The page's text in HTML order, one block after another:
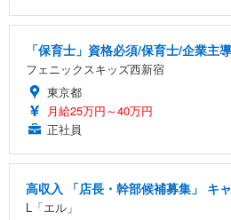
「保育士」資格必須/保育士/企業
フェニックスキッズ西新宿
東京都
月給25万円～40万円
正社員
高収入 「店長・幹部候補募集」 キ
L「エル」